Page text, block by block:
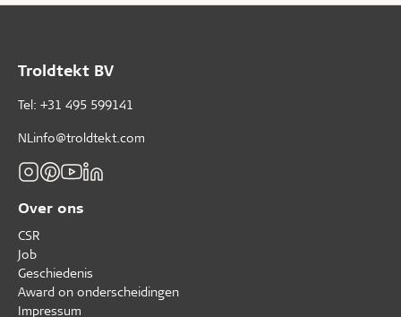
Troldtekt BV
Tel: +31 495 599141
NLinfo@troldtekt.com
Over ons
CSR
Job
Geschiedenis
Award on onderscheidingen
Impressum